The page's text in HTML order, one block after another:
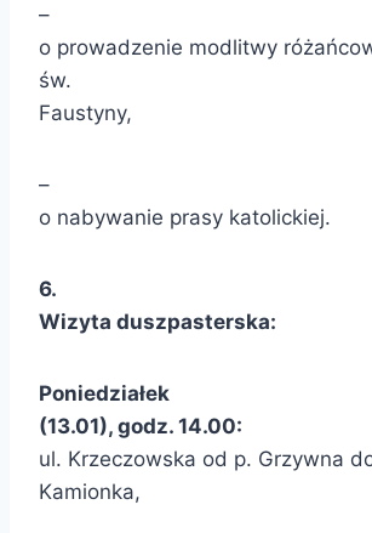
–
o prowadzenie modlitwy
św.
Faustyny,
–
o nabywanie prasy katolickiej.
6.
Wizyta duszpasterska:
Poniedziałek
(13.01), godz. 14.00:
ul. Krzeczowska od p. Grzywna
Kamionka,